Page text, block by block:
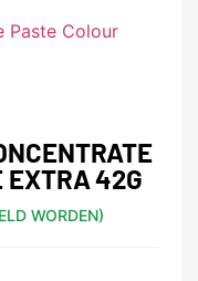
EXTRA 42G
WORDEN)